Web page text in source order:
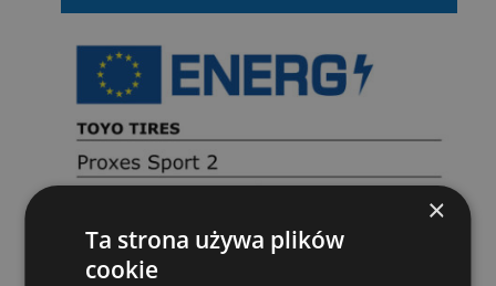
×
Ta strona używa plików
cookie